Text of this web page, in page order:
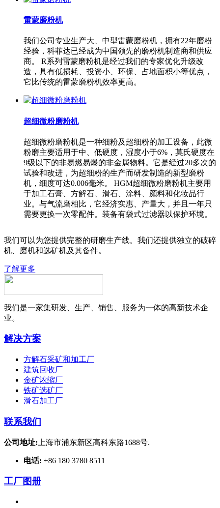
雷蒙磨粉机
我们公司专业生产大、中型雷蒙磨粉机，拥有22年磨粉
经验，科菲达已经成为中国领先的磨粉机制造商和供应
商。 R系列雷蒙磨粉机是经过我们的专家优化升级改
造，具有低损耗、投资小、环保、占地面积小等优点，
它比传统的雷蒙磨粉机效率更高。
超细微粉磨粉机
超细微粉磨粉机是一种细粉及超细粉的加工设备，此微
粉磨主要适用于中、低硬度，湿度小于6%，莫氏硬度在
9级以下的非易燃易爆的非金属物料。它是经过20多次的
试验和改进，为超细粉的生产而研发制造的新型磨粉
机，细度可达0.006毫米。 HGM超细微粉磨粉机主要用
于加工石膏、方解石、滑石、涂料、颜料和化妆品行
业。与气流磨相比，它经济实惠、产量大，并且一年只
需要更换一次零配件。装备有袋式过滤器以保护环境。
我们可以为您提供完整的研磨生产线。我们还提供独立的破碎
机、磨机和选矿机及其备件。
了解更多
我们是一家集研发、生产、销售、服务为一体的高新技术企
业。
解决方案
方解石采矿和加工厂
建筑回收厂
金矿浓缩厂
铁矿选矿厂
滑石加工厂
联系我们
公司地址: 上海市浦东新区高科东路1688号.
电话: +86 180 3780 8511
工厂图册